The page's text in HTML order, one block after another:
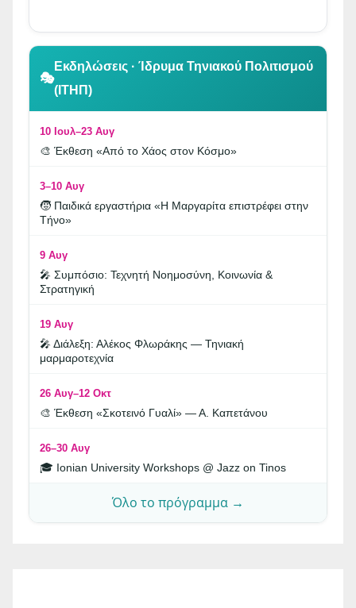
👆 Κλικ για περιήγηση
🎭
Εκδηλώσεις · Ίδρυμα Τηνιακού Πολιτισμού
(ΙΤΗΠ)
10 Ιουλ–23 Αυγ
🎨 Έκθεση «Από το Χάος στον Κόσμο»
3–10 Αυγ
🧒 Παιδικά εργαστήρια «Η Μαργαρίτα επιστρέφει στην
Τήνο»
9 Αυγ
🎤 Συμπόσιο: Τεχνητή Νοημοσύνη, Κοινωνία &
Στρατηγική
19 Αυγ
🎤 Διάλεξη: Αλέκος Φλωράκης — Τηνιακή
μαρμαροτεχνία
26 Αυγ–12 Οκτ
🎨 Έκθεση «Σκοτεινό Γυαλί» — Α. Καπετάνου
26–30 Αυγ
🎓 Ionian University Workshops @ Jazz on Tinos
Όλο το πρόγραμμα →